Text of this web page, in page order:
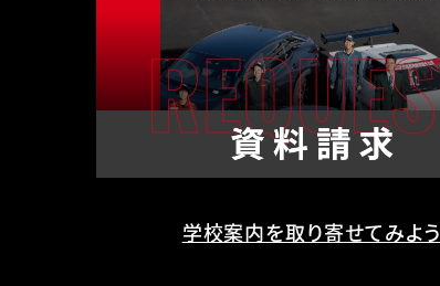
学校案内を取り寄せてみよう